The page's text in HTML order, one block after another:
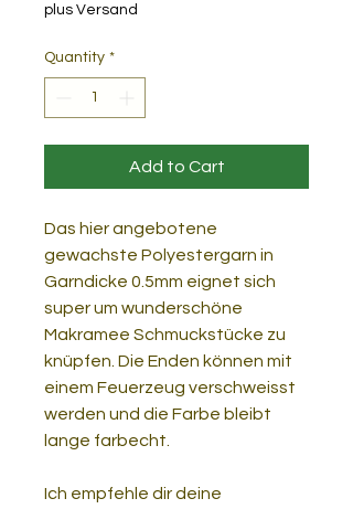
plus Versand
Quantity *
Add to Cart
Das hier angebotene
gewachste Polyestergarn in
Garndicke 0.5mm eignet sich
super um wunderschöne
Makramee Schmuckstücke zu
knüpfen. Die Enden können mit
einem Feuerzeug verschweisst
werden und die Farbe bleibt
lange farbecht.
Ich empfehle dir deine